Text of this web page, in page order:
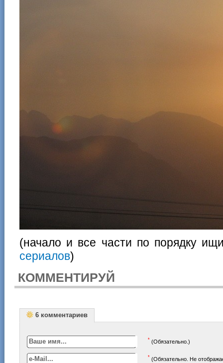
(начало и все части по порядку
сериалов)
КОММЕНТИРУЙ
6 комментариев
* (Обязательно.)
* (Обязательно. Не